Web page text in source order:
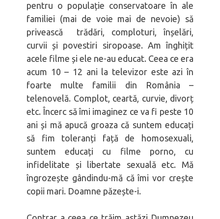
pentru o populație conservatoare în ale
familiei (mai de voie mai de nevoie) să
privească trădări, comploturi, înșelări,
curvii și povestiri siropoase. Am înghițit
acele filme și ele ne-au educat. Ceea ce era
acum 10 – 12 ani la televizor este azi în
foarte multe familii din România –
telenovelă. Complot, ceartă, curvie, divorț
etc. Încerc să îmi imaginez ce va fi peste 10
ani și mă apucă groaza că suntem educați
să fim toleranți față de homosexuali,
suntem educați cu filme porno, cu
infidelitate și libertate sexuală etc. Mă
îngrozește gândindu-mă că îmi vor crește
copii mari. Doamne păzește-i.